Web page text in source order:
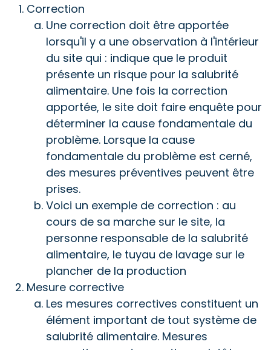
Correction
Une correction doit être apportée
lorsqu'il y a une observation à l'intérieur
du site qui : indique que le produit
présente un risque pour la salubrité
alimentaire. Une fois la correction
apportée, le site doit faire enquête pour
déterminer la cause fondamentale du
problème. Lorsque la cause
fondamentale du problème est cerné,
des mesures préventives peuvent être
prises.
Voici un exemple de correction : au
cours de sa marche sur le site, la
personne responsable de la salubrité
alimentaire, le tuyau de lavage sur le
plancher de la production
Mesure corrective
Les mesures correctives constituent un
élément important de tout système de
salubrité alimentaire. Mesures